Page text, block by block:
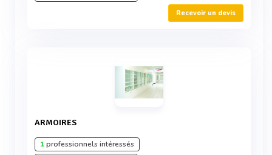
Recevoir un devis
ARMOIRES
1professionnels intéressés